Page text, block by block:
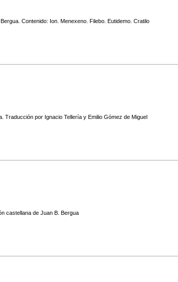
Contenido: Ion. Menexeno. Filebo. Eutidemo. Cratilo
Traducción por Ignacio Tellería y Emilio Gómez de Miguel
castellana de Juan B. Bergua